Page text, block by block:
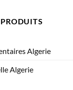
Algerie
Algerie